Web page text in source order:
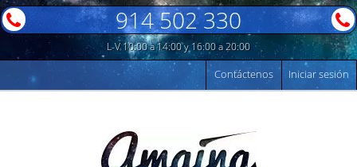
914 502 330
L-V 10:00 a 14:00 y 16:00 a 20:00
Iniciar sesión
Contáctenos